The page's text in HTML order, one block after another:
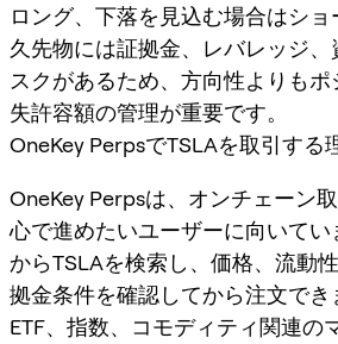
ロング、下落を見込む場合はシ
久先物には証拠金、レバレッジ、
スクがあるため、方向性よりも
失許容額の管理が重要です。
OneKey PerpsでTSLAを取引する
OneKey Perpsは、オンチェーン
心で進めたいユーザーに向いてい
からTSLAを検索し、価格、流動
拠金条件を確認してから注文でき
ETF、指数、コモディティ関連の